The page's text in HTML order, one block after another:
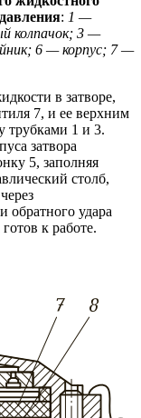
: 1 —
колпачок; 3 —
6 — корпус; 7 —
в затворе,
7, и ее верхним
трубками 1 и 3.
затвора
5, заполняя
столб,
обратного удара
к работе.